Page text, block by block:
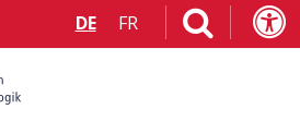
DE FR